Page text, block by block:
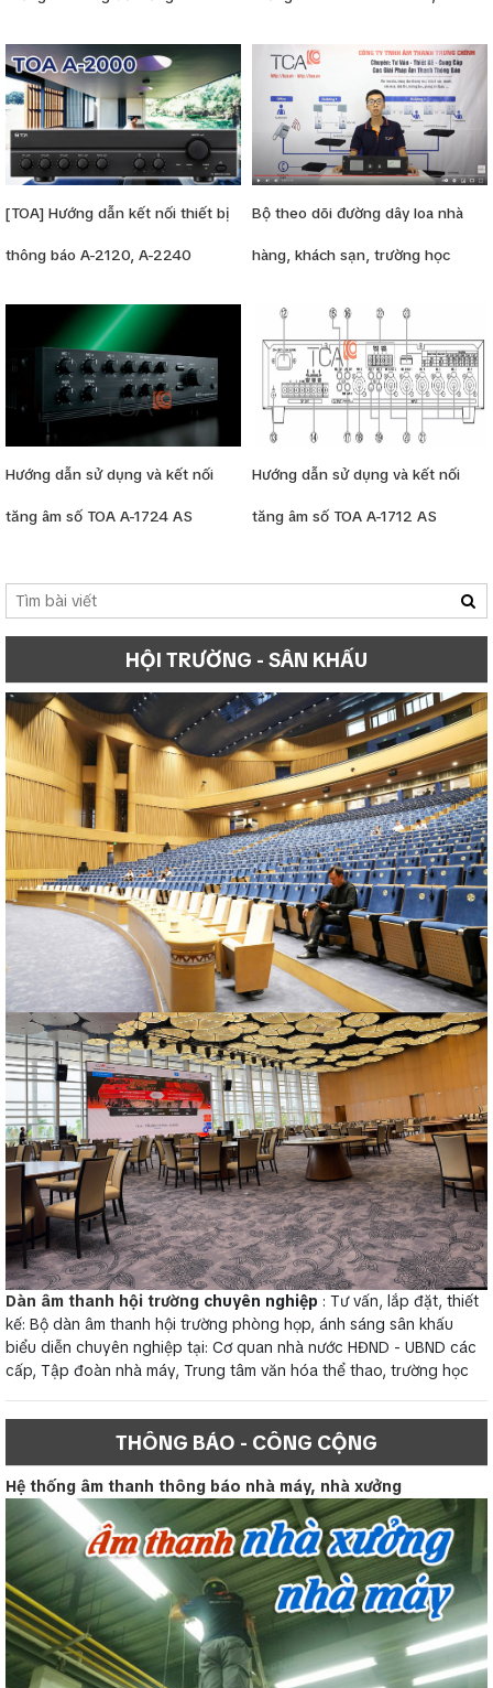
[TOA] Hướng dẫn kết nối thiết bị
thông báo A-2120, A-2240
Bộ theo dõi đường dây loa nhà
hàng, khách sạn, trường học
Hướng dẫn sử dụng và kết nối
tăng âm số TOA A-1724 AS
Hướng dẫn sử dụng và kết nối
tăng âm số TOA A-1712 AS
HỘI TRƯỜNG - SÂN KHẤU
Dàn âm thanh hội trường chuyên nghiệp : Tư vấn, lắp đặt, thiết
kế: Bộ dàn âm thanh hội trường phòng họp, ánh sáng sân khấu
biểu diễn chuyên nghiệp tại: Cơ quan nhà nước HĐND - UBND các
cấp, Tập đoàn nhà máy, Trung tâm văn hóa thể thao, trường học
THÔNG BÁO - CÔNG CỘNG
Hệ thống âm thanh thông báo nhà máy, nhà xưởng